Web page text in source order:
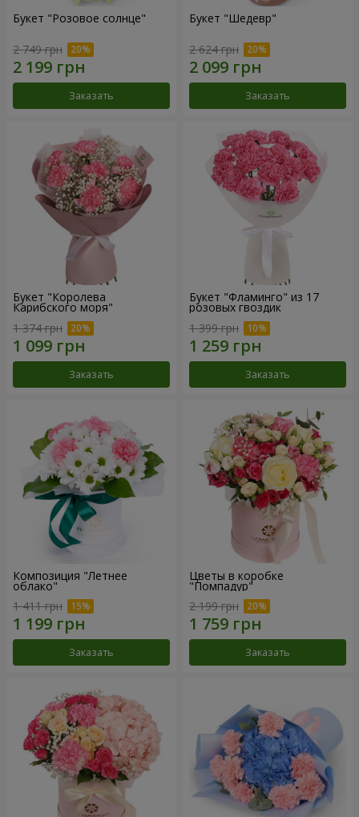
Букет "Розовое солнце"
2 749 грн
Заказать
Букет "Шедевр"
2 624 грн
Заказать
Букет "Королева
Карибского моря"
1 374 грн
Заказать
Букет "Фламинго" из 17
розовых гвоздик
1 399 грн
Заказать
Композиция "Летнее
облако"
1 411 грн
Заказать
Цветы в коробке
"Помпадур"
2 199 грн
Заказать